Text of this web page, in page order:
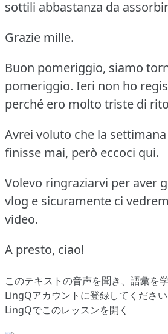
sottili abbastanza da
Grazie mille.
Buon pomeriggio, siamo
pomeriggio. Ieri non ho
perché ero molto triste di
Avrei voluto che la
finisse mai, però eccoci qui.
Volevo ringraziarvi per aver
vlog e sicuramente ci
video.
A presto, ciao!
このテキストの音声を聞き、語彙を
LingQアカウントに登録してください
LingQでこのレッスンを開く